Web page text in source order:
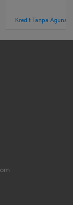
Kredit Tanpa Agunan